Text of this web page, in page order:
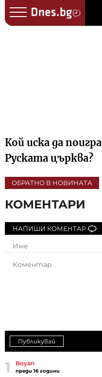
Кой иска да
Руската църква?
ОБРАТНО В НОВИНАТА
КОМЕНТАРИ
НАПИШИ КОМЕНТАР
Публикувай
1 Boyan
преди 16 години